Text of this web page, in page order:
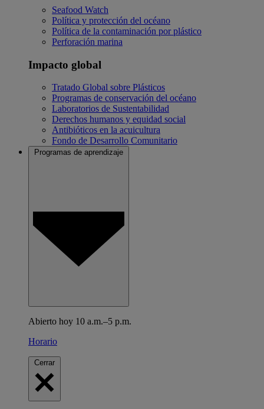
Seafood Watch
Política y protección del océano
Política de la contaminación por plástico
Perforación marina
Impacto global
Tratado Global sobre Plásticos
Programas de conservación del océano
Laboratorios de Sustentabilidad
Derechos humanos y equidad social
Antibióticos en la acuicultura
Fondo de Desarrollo Comunitario
Programas de aprendizaje
Abierto hoy 10 a.m.–5 p.m.
Horario
Cerrar